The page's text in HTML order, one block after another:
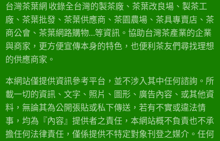
台灣茶葉網 收錄全台灣的製茶廠、茶葉改良場、製茶工
廠、茶葉批發、茶葉供應商、茶園農場、茶具專賣店、茶
商公會、茶葉網路購物…等資訊。協助台灣茶產業的企業
與商家，更方便宣傳本身的特色，也便利茶友們尋找理想
的供應商家。
本網站僅提供資訊參考平台，並不涉入其中任何諮詢。所
載一切的資訊、文字、照片、圖形、廣告內容、或其他資
料，無論其為公開張貼或私下傳送，若有不實或違法情
事，均為『內容』提供者之責任，本網站概不負責也不承
擔任何法律責任，僅係提供不特定對象刊登之媒介。任何